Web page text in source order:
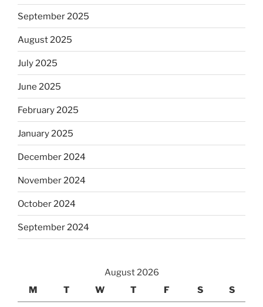
September 2025
August 2025
July 2025
June 2025
February 2025
January 2025
December 2024
November 2024
October 2024
September 2024
August 2026
M
T W T F S S